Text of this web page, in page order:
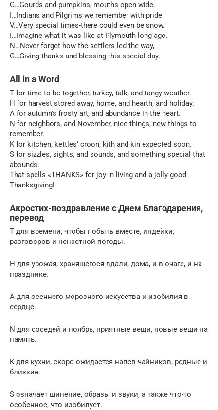
G…Gourds and pumpkins, mouths open wide.
I…Indians and Pilgrims we remember with pride.
V…Very special times-there could even be snow.
I…Imagine what it was like at Plymouth long ago.
N…Never forget how the settlers led the way,
G…Giving thanks and blessing this special day.
All in a Word
T for time to be together, turkey, talk, and tangy weather.
H for harvest stored away, home, and hearth, and holiday.
A for autumn’s frosty art, and abundance in the heart.
N for neighbors, and November, nice things, new things to
remember.
K for kitchen, kettles’ croon, kith and kin expected soon.
S for sizzles, sights, and sounds, and something special that
abounds.
That spells «THANKS» for joy in living and a jolly good
Thanksgiving!
Акростих-поздравление с Днем Благодарения,
перевод
T для времени, чтобы побыть вместе, индейки,
разговоров и ненастной погоды.
H для урожая, хранящегося вдали, дома, и в очаге, и на
празднике.
А для осеннего морозного искусства и изобилия в
сердце.
N для соседей и ноябрь, приятные вещи, новые вещи на
память.
K для кухни, скоро ожидается напев чайников, родные и
близкие.
S означает шипение, образы и звуки, а также что-то
особенное, что изобилует.